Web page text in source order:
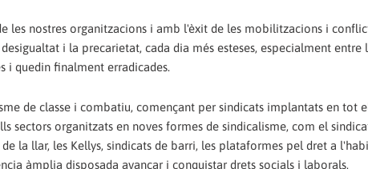
les nostres organitzacions i amb l'èxit de les mobilitzacions i
i la precarietat, cada dia més esteses, especialment entre
i quedin finalment erradicades.
de classe i combatiu, començant per sindicats implantats en tot
sectors organitzats en noves formes de sindicalisme, com el
la llar, les Kellys, sindicats de barri, les plataformes pel dret a
àmplia disposada avançar i conquistar drets socials i laborals,